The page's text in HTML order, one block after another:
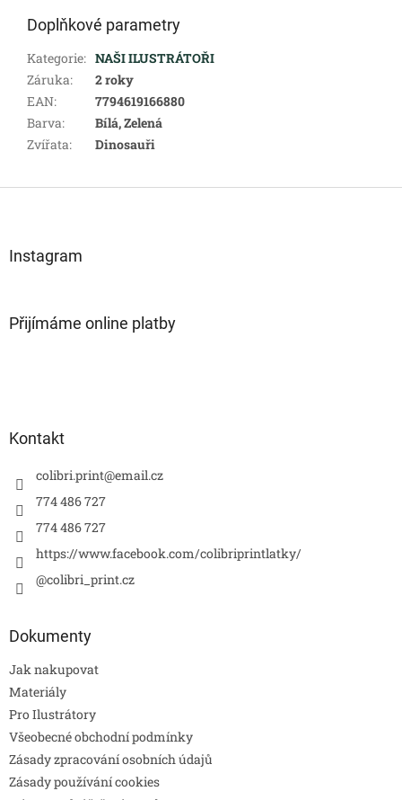
Doplňkové parametry
Kategorie: NAŠI ILUSTRÁTOŘI
Záruka:
2 roky
EAN:
7794619166880
Barva:
Bílá, Zelená
Zvířata: Dinosauři
Instagram
Přijímáme online platby
Kontakt
colibri.print@email.cz
774 486 727
774 486 727
https://www.facebook.com/colibriprintlatky/
@colibri_print.cz
Dokumenty
Jak nakupovat
Materiály
Pro Ilustrátory
Všeobecné obchodní podmínky
Zásady zpracování osobních údajů
Zásady používání cookies